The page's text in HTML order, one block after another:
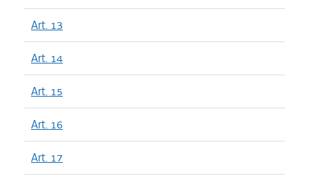
Art. 13
Art. 14
Art. 15
Art. 16
Art. 17